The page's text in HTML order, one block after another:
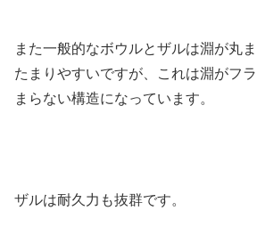
また一般的なボウルとザルは淵が丸
たまりやすいですが、これは淵がフ
まらない構造になっています。
ザルは耐久力も抜群です。